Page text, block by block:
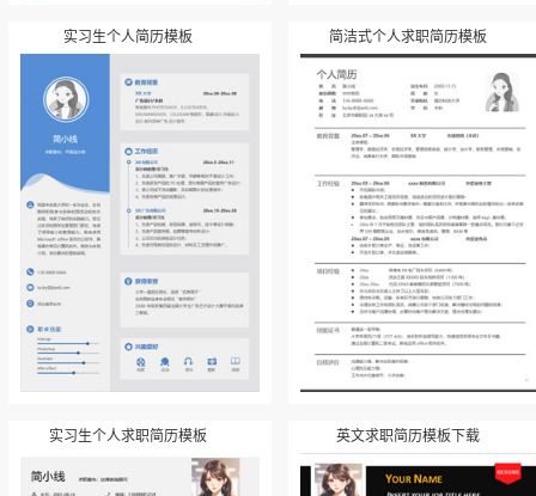
实习生个人简历模板 简洁式个人求职简历模板
实习生个人求职简历模板 英文求职简历模板下载